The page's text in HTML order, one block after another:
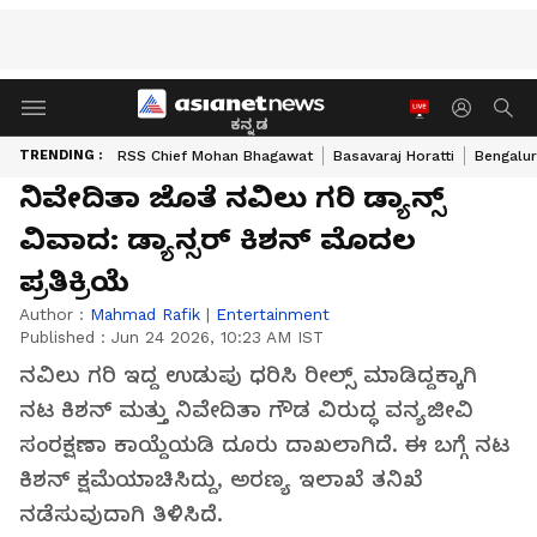
ಕನ್ನಡ
TRENDING : RSS Chief Mohan Bhagawat Basavaraj Horatti
ನಿವೇದಿತಾ ಜೊತೆ ನವಿಲು ಗರಿ ಡ್ಯಾನ್ಸ್
ವಿವಾದ: ಡ್ಯಾನ್ಸರ್ ಕಿಶನ್ ಮೊದಲ
ಪ್ರತಿಕ್ರಿಯೆ
Author : Mahmad Rafik | Entertainment
Published : Jun 24 2026, 10:23 AM IST
ನವಿಲು ಗರಿ ಇದ್ದ ಉಡುಪು ಧರಿಸಿ ರೀಲ್ಸ್ ಮಾಡಿದ್ದಕ್ಕಾಗಿ
ನಟ ಕಿಶನ್ ಮತ್ತು ನಿವೇದಿತಾ ಗೌಡ ವಿರುದ್ಧ ವನ್ಯಜೀವಿ
ಸಂರಕ್ಷಣಾ ಕಾಯ್ದೆಯಡಿ ದೂರು ದಾಖಲಾಗಿದೆ. ಈ ಬಗ್ಗೆ ನಟ
ಕಿಶನ್ ಕ್ಷಮೆಯಾಚಿಸಿದ್ದು, ಅರಣ್ಯ ಇಲಾಖೆ ತನಿಖೆ
ನಡೆಸುವುದಾಗಿ ತಿಳಿಸಿದೆ.